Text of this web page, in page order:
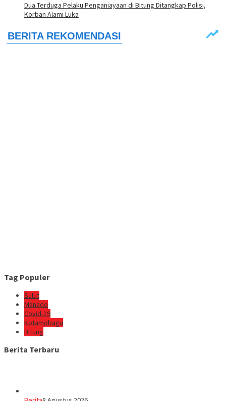
Dua Terduga Pelaku Penganiayaan di Bitung Ditangkap Polisi,
Korban Alami Luka
Tag Populer
Sulut
Manado
Covid-19
Kotamobagu
Bitung
Berita Terbaru